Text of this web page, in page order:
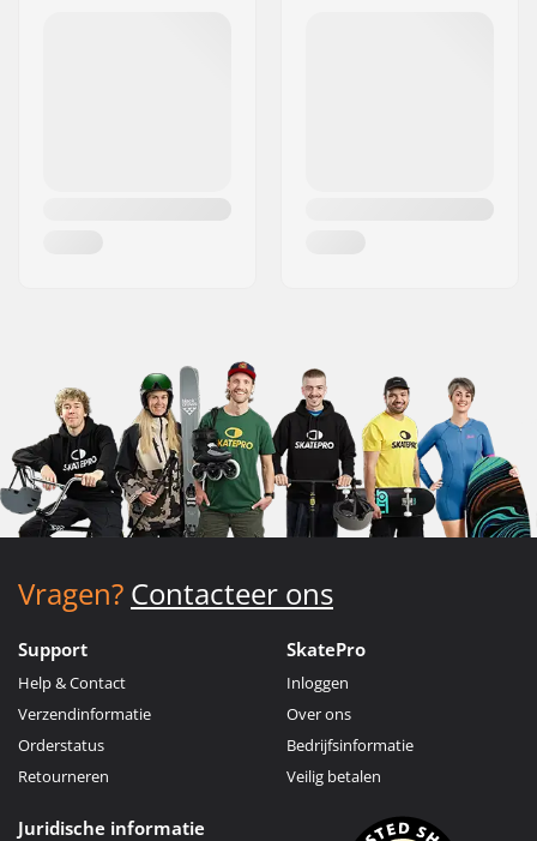
Vragen? Contacteer ons
Support
Help & Contact
Verzendinformatie
Orderstatus
Retourneren
SkatePro
Inloggen
Over ons
Bedrijfsinformatie
Veilig betalen
Juridische informatie